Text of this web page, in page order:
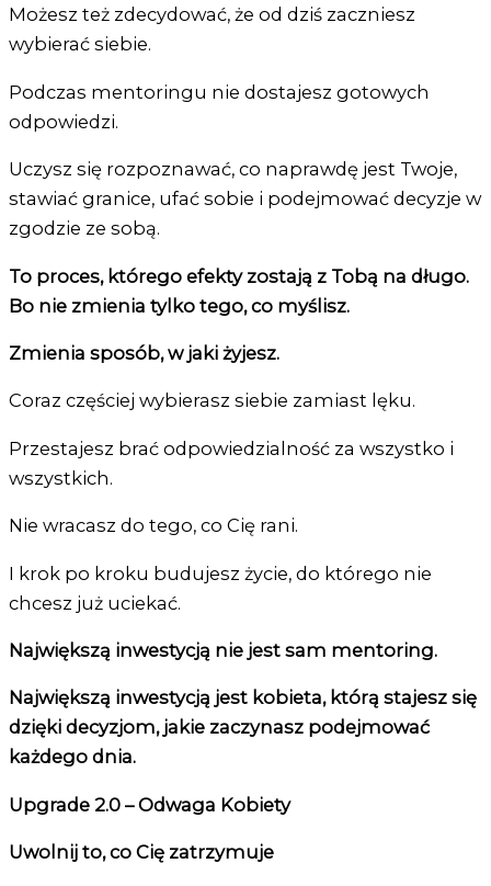
Możesz też zdecydować, że od dziś zaczniesz
wybierać siebie.
Podczas mentoringu nie dostajesz gotowych
odpowiedzi.
Uczysz się rozpoznawać, co naprawdę jest Twoje,
stawiać granice, ufać sobie i podejmować decyzje w
zgodzie ze sobą.
To proces, którego efekty zostają z Tobą na długo.
Bo nie zmienia tylko tego, co myślisz.
Zmienia sposób, w jaki żyjesz.
Coraz częściej wybierasz siebie zamiast lęku.
Przestajesz brać odpowiedzialność za wszystko i
wszystkich.
Nie wracasz do tego, co Cię rani.
I krok po kroku budujesz życie, do którego nie
chcesz już uciekać.
Największą inwestycją nie jest sam mentoring.
Największą inwestycją jest kobieta, którą stajesz się
dzięki decyzjom, jakie zaczynasz podejmować
każdego dnia.
Upgrade 2.0 – Odwaga Kobiety
Uwolnij to, co Cię zatrzymuje